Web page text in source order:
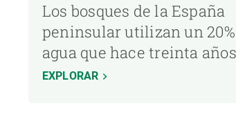
Los bosques de la España
peninsular utilizan un
agua que hace treinta años
EXPLORAR